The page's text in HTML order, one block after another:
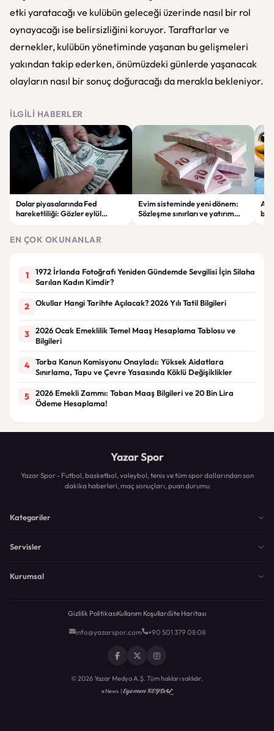
etki yaratacağı ve kulübün geleceği üzerinde nasıl bir rol
oynayacağı ise belirsizliğini koruyor. Taraftarlar ve
dernekler, kulübün yönetiminde yaşanan bu gelişmeleri
yakından takip ederken, önümüzdeki günlerde yaşanacak
olayların nasıl bir sonuç doğuracağı da merakla bekleniyor.
İLGILI HABERLER
Dolar piyasalarında Fed
hareketliliği: Gözler eylül
Evim sisteminde yeni dönem:
Sözleşme sınırları ve yatırım
EN ÇOK OKUNANLAR
1
1972 İrlanda Fotoğrafı Yeniden Gündemde Sevgilisi İçin Silaha
Sarılan Kadın Kimdir?
2 Okullar Hangi Tarihte Açılacak? 2026 Yılı Tatil Bilgileri
3
2026 Ocak Emeklilik Temel Maaş Hesaplama Tablosu ve
Bilgileri
4
Torba Kanun Komisyonu Onayladı: Yüksek Aidatlara
Sınırlama, Tapu ve Çevre Yasasında Köklü Değişiklikler
5
2026 Emekli Zammı: Taban Maaş Bilgileri ve 20 Bin Lira
Ödeme Hesaplama!
Yazar Spor
Yazar Spor - Futbol, basketbol, voleybol, tenis ve tüm spor dallarından son
dakika haberleri, maç sonuçları, puan durumu
Kategoriler
Servisler
Kurumsal
Gizlilik PolitikasıKullanım KoşullarıSite Haritası
info@yazarspor.com +90 501 379 08 08
© 2026 Yazar Medya A.Ş. Tüm hakları saklıdır.
eNews |Egemen KEYDAL